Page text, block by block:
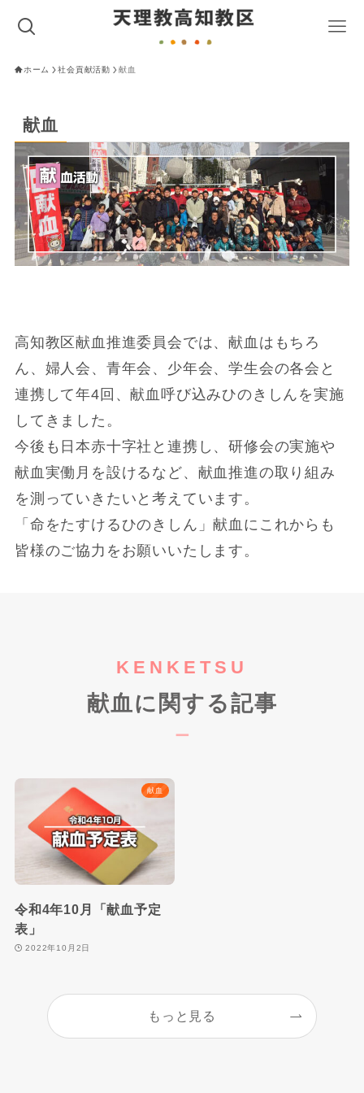
ホーム 社会貢献活動 献血
献血
高知教区献血推進委員会では、献血はもちろ
ん、婦人会、青年会、少年会、学生会の各会と
連携して年4回、献血呼び込みひのきしんを実施
してきました。
今後も日本赤十字社と連携し、研修会の実施や
献血実働月を設けるなど、献血推進の取り組み
を測っていきたいと考えています。
「命をたすけるひのきしん」献血にこれからも
皆様のご協力をお願いいたします。
KENKETSU
献血に関する記事
ー
献血
令和4年10月「献血予定
表」
2022年10月2日
もっと見る